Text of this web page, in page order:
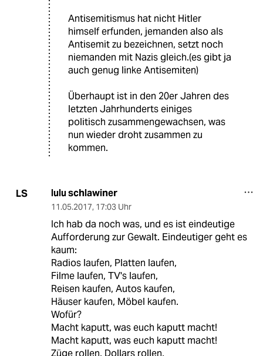
Antisemitismus hat nicht Hitler
himself erfunden, jemanden also als
Antisemit zu bezeichnen, setzt noch
niemanden mit Nazis gleich.(es gibt ja
auch genug linke Antisemiten)
Überhaupt ist in den 20er Jahren des
letzten Jahrhunderts einiges
politisch zusammengewachsen, was
nun wieder droht zusammen zu
kommen.
LS lulu schlawiner
11.05.2017, 17:03 Uhr
Ich hab da noch was, und es ist eindeutige
Aufforderung zur Gewalt. Eindeutiger geht es
kaum:
Radios laufen, Platten laufen,
Filme laufen, TV's laufen,
Reisen kaufen, Autos kaufen,
Häuser kaufen, Möbel kaufen.
Wofür?
Macht kaputt, was euch kaputt macht!
Macht kaputt, was euch kaputt macht!